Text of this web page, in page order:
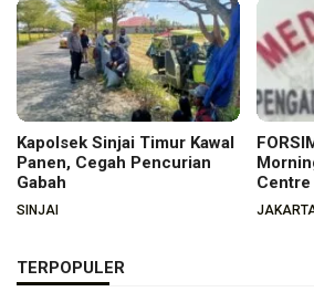
Kapolsek Sinjai Timur Kawal
Panen, Cegah Pencurian
Gabah
SINJAI
Centre
TERPOPULER